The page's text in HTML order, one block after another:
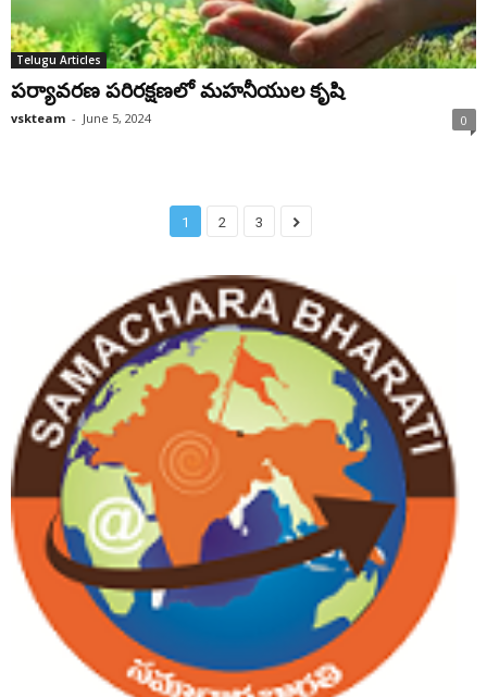
Telugu Articles
పర్యావరణ పరిరక్షణలో మహనీయుల కృషి
vskteam - June 5, 2024 0
1 2 3